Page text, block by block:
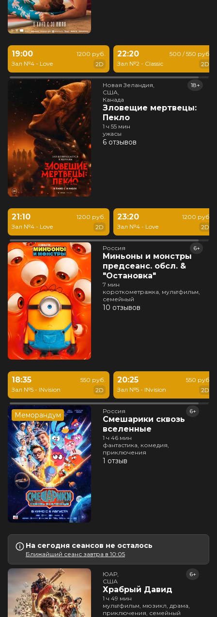
19:00
Зал №4 - Love
1200 руб.
2D
22:20
Зал №2 - Classic
500 / 550 руб.
2D
Новая Зеландия,
США,
Канада
Зловещие мертвецы:
Пекло
18+
1 ч 55 мин
ужасы
6 отзывов
21:10
Зал №4 - Love
1200 руб.
2D
23:20
Зал №4 - Love
1200 руб.
2D
Россия
Миньоны и монстры
предсеанс. обсл. &
"Остановка"
6+
7 мин
короткометражка, мультфильм,
семейный
10 отзывов
18:35
Зал №5 - INvision
550 руб.
2D
20:25
Зал №5 - INvision
550 руб.
2D
Меморандум Россия
Смешарики сквозь
вселенные
6+
1 ч 46 мин
фантастика, комедия,
приключения
1 отзыв
На сегодня сеансов не осталось
Ближайший сеанс завтра в 10:05
ЮАР,
США
Храбрый Давид
6+
1 ч 49 мин
мультфильм, мюзикл, драма,
приключения, семейный